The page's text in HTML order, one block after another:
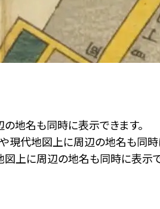
地名も同時に表示できます。
や現代地図上に周辺の地名も同時
図上に周辺の地名も同時に表示で